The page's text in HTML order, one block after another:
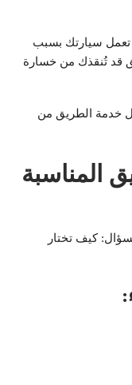
تعمل سيارتك بسبب
قد تُنقذك من خسارة
خدمة الطريق من
المناسبة
كيف تختار
: